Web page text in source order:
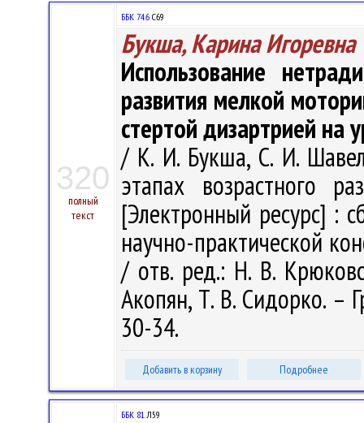
320
полный
текст
ББК 74.6 С69
Букша, Карина Игоревна
Использование
развития мелкой
стертой дизартрией на
/ К. И. Букша, С. И.
этапах возрастного
[Электронный ресурс] :
научно-практической
/ отв. ред.: Н. В.
Акопян, Т. В. Сидорко. –
30-34.
Добавить в корзину Подробнее
ББК 81.Л59